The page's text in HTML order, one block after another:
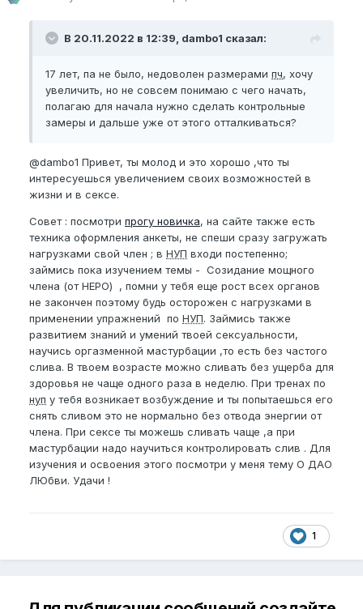
В 20.11.2022 в 12:39, dambo1 сказал:
17 лет, па не было, недоволен размерами пч, хочу
увеличить, но не совсем понимаю с чего начать,
полагаю для начала нужно сделать контрольные
замеры и дальше уже от этого отталкиваться?
@dambo1 Привет, ты молод и это хорошо ,что ты
интересуешься увеличением своих возможностей в
жизни и в сексе.
Совет : посмотри прогу новичка, на сайте также есть
техника оформления анкеты, не спеши сразу загружать
нагрузками свой член ; в НУП входи постепенно;
займись пока изучением темы - Созидание мощного
члена (от НЕРО) , помни у тебя еще рост всех органов
не закончен поэтому будь осторожен с нагрузками в
применении упражнений по НУП. Займись также
развитием знаний и умений твоей сексуальности,
научись оргазменной мастурбации ,то есть без частого
слива. В твоем возрасте можно сливать без ущерба для
здоровья не чаще одного раза в неделю. При тренах по
нуп у тебя возникает возбуждение и ты попытаешься его
снять сливом это не нормально без отвода энергии от
члена. При сексе ты можешь сливать чаще ,а при
мастурбации надо научиться контролировать слив . Для
изучения и освоения этого посмотри у меня тему О ДАО
ЛЮбви. Удачи !
1